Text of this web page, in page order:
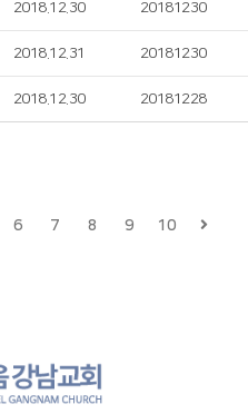
2018.12.30 20181230
2018.12.31 20181230
2018.12.30 20181228
6 7 8 9 10